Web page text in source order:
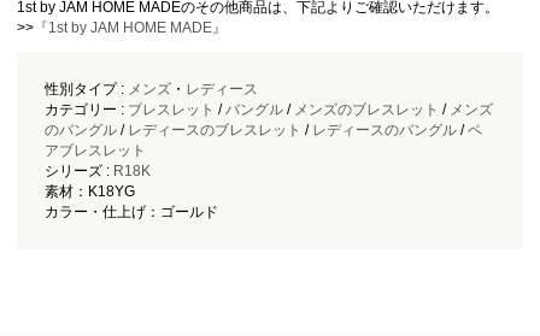
1st by JAM HOME MADEのその他商品は、下記よりご確認いただけます。
>> 『1st by JAM HOME MADE』
性別タイプ : メンズ・ レディース
カテゴリー : ブレスレット / バングル/ メンズのブレスレット / メンズ
のバングル/ レディースのブレスレット / レディースのバングル/ペ
アブレスレット
シリーズ : R18K
素材：K18YG
カラー・仕上げ：ゴールド